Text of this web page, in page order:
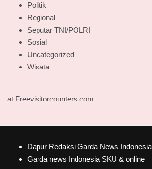
Politik
Regional
Seputar TNI/POLRI
Sosial
Uncategorized
Wisata
at Freevisitorcounters.com
Dapur Redaksi Garda News Indonesia
Garda news Indonesia SKU & online